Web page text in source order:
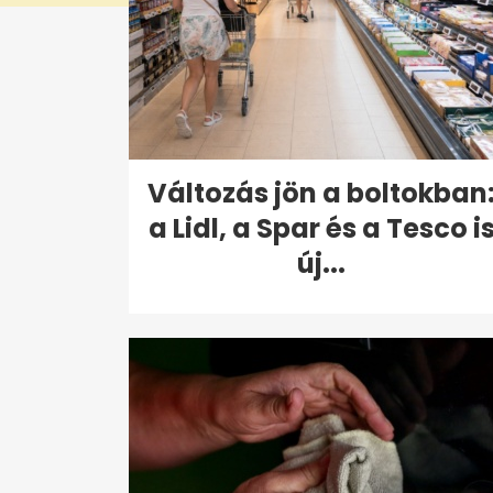
Változás jön a boltokban:
a Lidl, a Spar és a Tesco is
új...